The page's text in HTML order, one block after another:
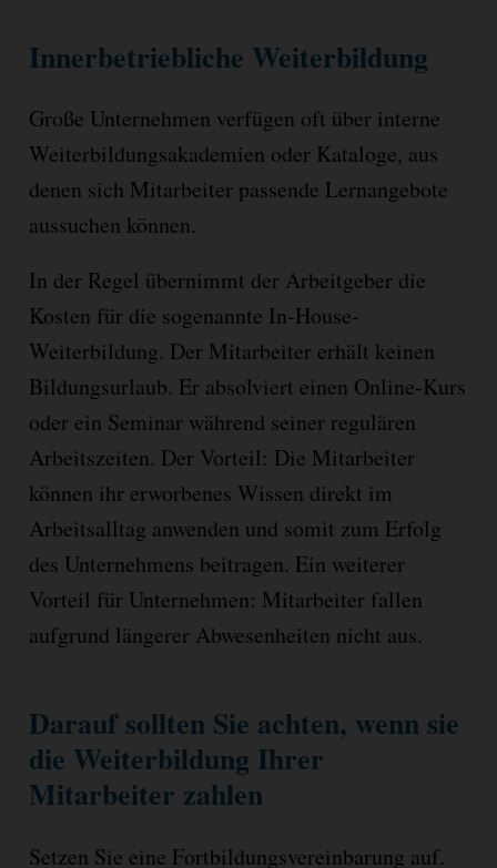
Innerbetriebliche Weiterbildung
Große Unternehmen verfügen oft über interne
Weiterbildungsakademien oder Kataloge, aus
denen sich Mitarbeiter passende Lernangebote
aussuchen können.
In der Regel übernimmt der Arbeitgeber die
Kosten für die sogenannte In-House-
Weiterbildung. Der Mitarbeiter erhält keinen
Bildungsurlaub. Er absolviert einen Online-Kurs
oder ein Seminar während seiner regulären
Arbeitszeiten. Der Vorteil: Die Mitarbeiter
können ihr erworbenes Wissen direkt im
Arbeitsalltag anwenden und somit zum Erfolg
des Unternehmens beitragen. Ein weiterer
Vorteil für Unternehmen: Mitarbeiter fallen
aufgrund längerer Abwesenheiten nicht aus.
Darauf sollten Sie achten, wenn sie
die Weiterbildung Ihrer
Mitarbeiter zahlen
Setzen Sie eine Fortbildungsvereinbarung auf.